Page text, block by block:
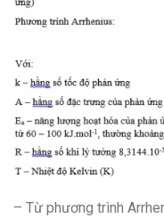
– Từ phương trình